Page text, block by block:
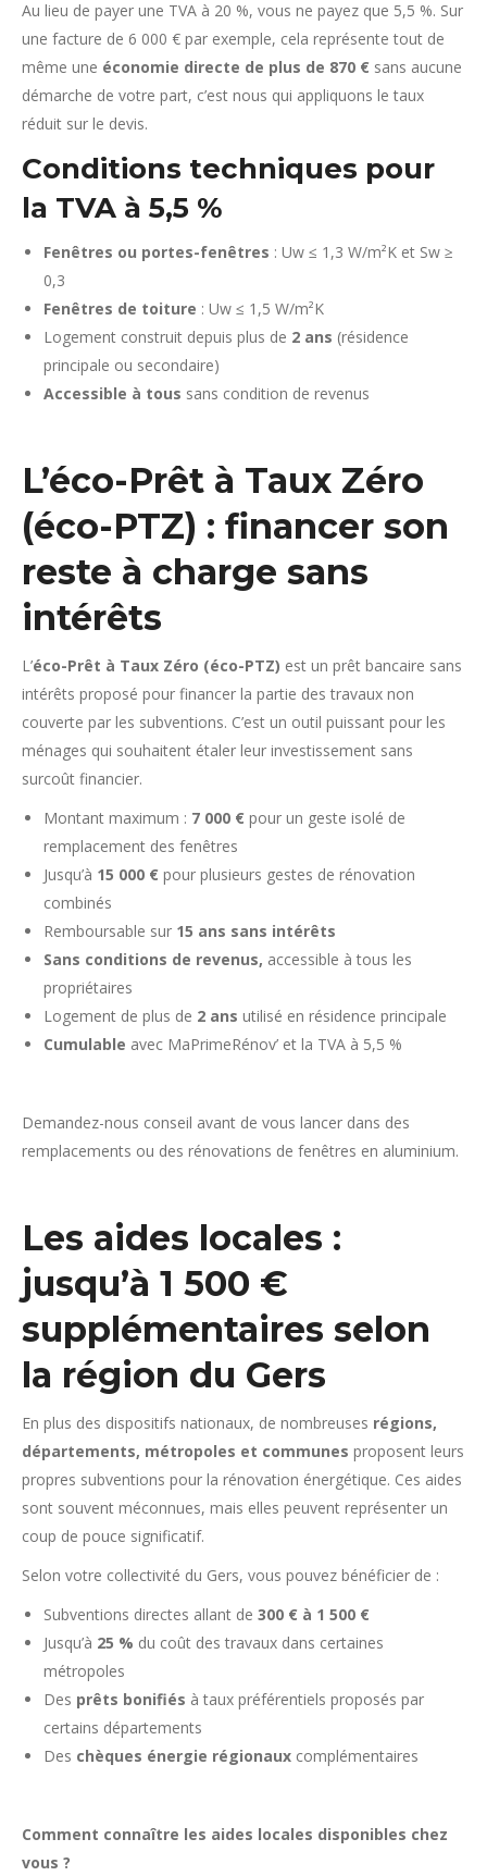
Au lieu de payer une TVA à 20 %, vous ne payez que 5,5 %. Sur
une facture de 6 000 € par exemple, cela représente tout de
même une économie directe de plus de 870 € sans aucune
démarche de votre part, c’est nous qui appliquons le taux
réduit sur le devis.
Conditions techniques pour
la TVA à 5,5 %
Fenêtres ou portes-fenêtres : Uw ≤ 1,3 W/m²K et Sw ≥
0,3
Fenêtres de toiture : Uw ≤ 1,5 W/m²K
Logement construit depuis plus de 2 ans (résidence
principale ou secondaire)
Accessible à tous sans condition de revenus
L’éco-Prêt à Taux Zéro
(éco-PTZ) : financer son
reste à charge sans
intérêts
L’éco-Prêt à Taux Zéro (éco-PTZ) est un prêt bancaire sans
intérêts proposé pour financer la partie des travaux non
couverte par les subventions. C’est un outil puissant pour les
ménages qui souhaitent étaler leur investissement sans
surcoût financier.
Montant maximum : 7 000 € pour un geste isolé de
remplacement des fenêtres
Jusqu’à 15 000 € pour plusieurs gestes de rénovation
combinés
Remboursable sur 15 ans sans intérêts
Sans conditions de revenus, accessible à tous les
propriétaires
Logement de plus de 2 ans utilisé en résidence principale
Cumulable avec MaPrimeRénov’ et la TVA à 5,5 %
Demandez-nous conseil avant de vous lancer dans des
remplacements ou des rénovations de fenêtres en aluminium.
Les aides locales :
jusqu’à 1 500 €
supplémentaires selon
la région du Gers
En plus des dispositifs nationaux, de nombreuses régions,
départements, métropoles et communes proposent leurs
propres subventions pour la rénovation énergétique. Ces aides
sont souvent méconnues, mais elles peuvent représenter un
coup de pouce significatif.
Selon votre collectivité du Gers, vous pouvez bénéficier de :
Subventions directes allant de 300 € à 1 500 €
Jusqu’à 25 % du coût des travaux dans certaines
métropoles
Des prêts bonifiés à taux préférentiels proposés par
certains départements
Des chèques énergie régionaux complémentaires
Comment connaître les aides locales disponibles chez
vous ?